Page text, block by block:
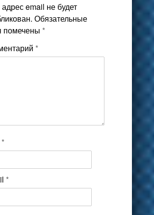
email не будет
Обязательные
помечены *
*
*
*